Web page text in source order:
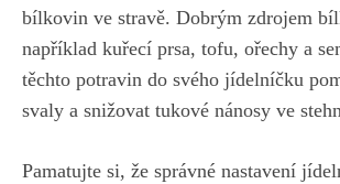
bílkovin ve stravě. Dobrým zdrojem⁣
například ⁣kuřecí prsa, tofu, ořechy⁢ a
těchto ⁢potravin do svého jídelníčku
svaly a snižovat tukové nánosy ​ve
Pamatujte si, že správné nastavení​